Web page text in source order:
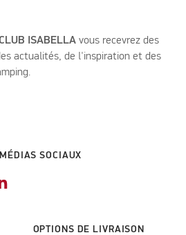
CLUB ISABELLA vous recevrez des
actualités, de l'inspiration et des
SOCIAUX
OPTIONS DE LIVRAISON